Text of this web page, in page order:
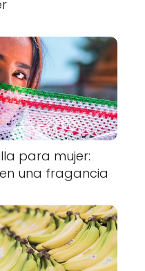
para mujer:
una fragancia